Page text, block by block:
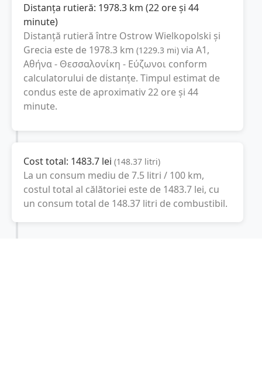
Distanța rutieră: 1978.3 km (22 ore și 44
minute)
Distanță rutieră între Ostrow Wielkopolski și
Grecia este de 1978.3 km (1229.3 mi) via A1,
Αθήνα - Θεσσαλονίκη - Εύζωνοι conform
calculatorului de distanțe. Timpul estimat de
condus este de aproximativ22 ore și 44
minute.
Cost total: 1483.7 lei (148.37 litri)
La un consum mediu de7.5 litri / 100 km,
costul total al călătoriei este de 1483.7 lei, cu
un consum total de 148.37 litri de combustibil.